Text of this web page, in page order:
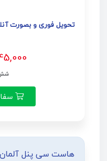
تحویل فوری و بصورت
245,000
هاست سی پنل آلمان 4 گیگابایت